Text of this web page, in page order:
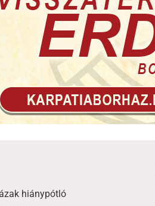
hiánypótló